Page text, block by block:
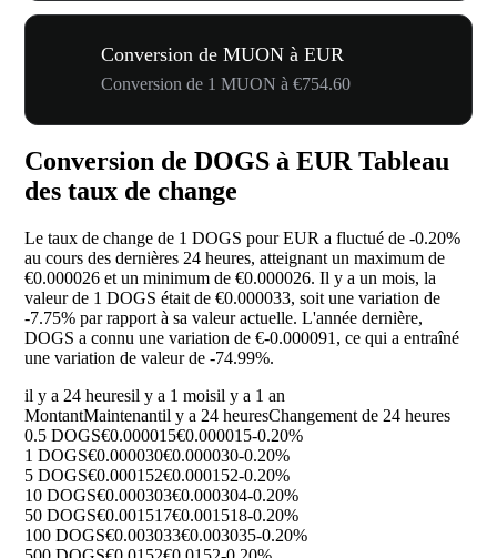
Conversion de MUON à EUR
Conversion de 1 MUON à €754.60
Conversion de DOGS à EUR Tableau
des taux de change
Le taux de change de 1 DOGS pour EUR a fluctué de -0.20%
au cours des dernières 24 heures, atteignant un maximum de
€0.000026 et un minimum de €0.000026. Il y a un mois, la
valeur de 1 DOGS était de €0.000033, soit une variation de
-7.75% par rapport à sa valeur actuelle. L'année dernière,
DOGS a connu une variation de €-0.000091, ce qui a entraîné
une variation de valeur de -74.99%.
il y a 24 heuresil y a 1 moisil y a 1 an
MontantMaintenantil y a 24 heuresChangement de 24 heures
0.5 DOGS€0.000015€0.000015-0.20%
1 DOGS€0.000030€0.000030-0.20%
5 DOGS€0.000152€0.000152-0.20%
10 DOGS€0.000303€0.000304-0.20%
50 DOGS€0.001517€0.001518-0.20%
100 DOGS€0.003033€0.003035-0.20%